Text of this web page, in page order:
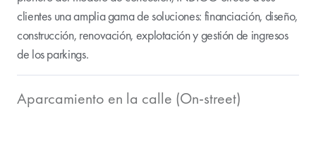
clientes una amplia gama de soluciones: financiación, diseño,
construcción, renovación, explotación y gestión de ingresos
de los parkings.
Aparcamiento en la calle (On-street)